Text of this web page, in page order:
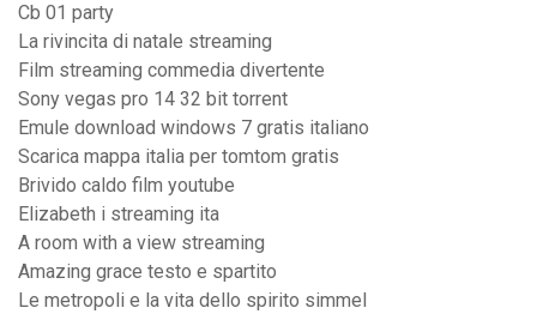
Cb 01 party
La rivincita di natale streaming
Film streaming commedia divertente
Sony vegas pro 14 32 bit torrent
Emule download windows 7 gratis italiano
Scarica mappa italia per tomtom gratis
Brivido caldo film youtube
Elizabeth i streaming ita
A room with a view streaming
Amazing grace testo e spartito
Le metropoli e la vita dello spirito simmel